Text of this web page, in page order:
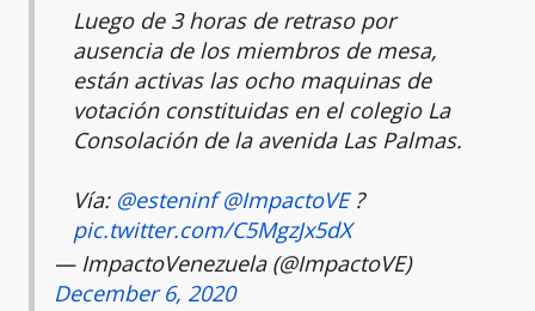
Luego de 3 horas de retraso por
ausencia de los miembros de mesa,
están activas las ocho maquinas de
votación constituidas en el colegio La
Consolación de la avenida Las Palmas.
Vía: @esteninf @ImpactoVE?
pic.twitter.com/C5MgzJx5dX
— ImpactoVenezuela (@ImpactoVE)
December 6, 2020